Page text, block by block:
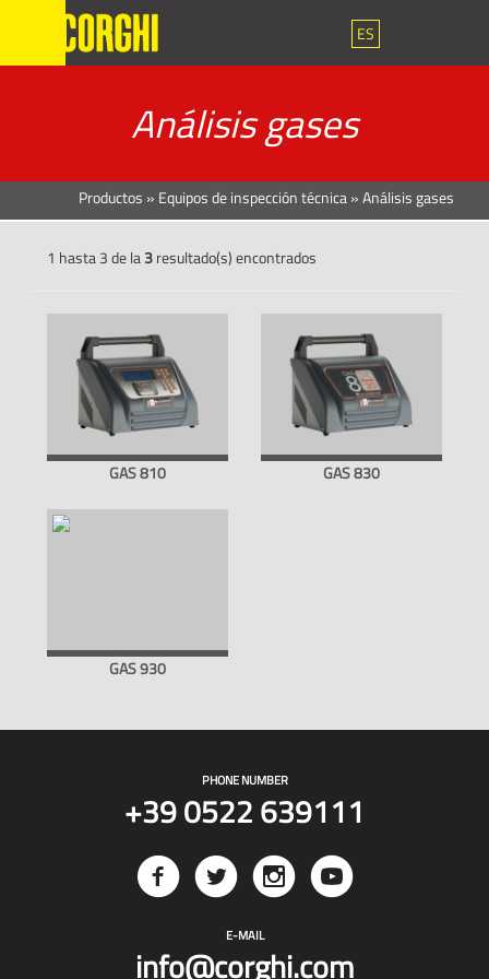
ES
Análisis gases
Productos » Equipos de inspección técnica»Análisis gases
1 hasta 3 de la3resultado(s) encontrados
GAS 810 GAS 830
GAS 930
PHONE NUMBER
+39 0522 639111
E-MAIL
info@corghi.com